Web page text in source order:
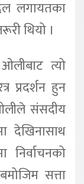
लगायतका
थियो ।
त्यो
प्रदर्शन हुन
संसदीय
देखिनासाथ
सत्ता